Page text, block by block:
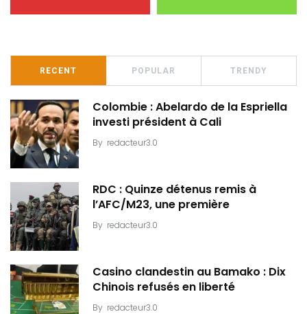
RECENT POPULAR TRENDY
Colombie : Abelardo de la Espriella
investi président à Cali
By redacteur3.0
RDC : Quinze détenus remis à
l’AFC/M23, une première
By redacteur3.0
Casino clandestin au Bamako : Dix
Chinois refusés en liberté
By redacteur3.0